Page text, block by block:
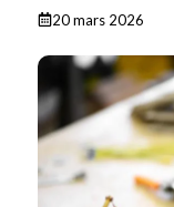
20 mars 2026